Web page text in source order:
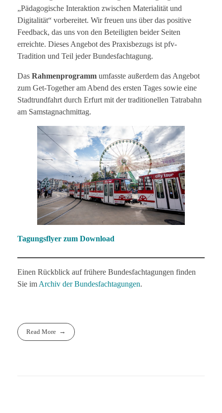
„Pädagogische Interaktion zwischen Materialität und
Digitalität“ vorbereitet. Wir freuen uns über das positive
Feedback, das uns von den Beteiligten beider Seiten
erreichte. Dieses Angebot des Praxisbezugs ist pfv-
Tradition und Teil jeder Bundesfachtagung.
Das Rahmenprogramm umfasste außerdem das Angebot
zum Get-Together am Abend des ersten Tages sowie eine
Stadtrundfahrt durch Erfurt mit der traditionellen Tatrabahn
am Samstagnachmittag.
Tagungsflyer zum Download
Einen Rückblick auf frühere Bundesfachtagungen finden
Sie im Archiv der Bundesfachtagungen.
Read More